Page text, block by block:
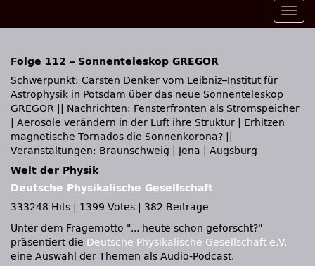
Folge 112 – Sonnenteleskop GREGOR
Schwerpunkt: Carsten Denker vom Leibniz–Institut für
Astrophysik in Potsdam über das neue Sonnenteleskop
GREGOR || Nachrichten: Fensterfronten als Stromspeicher
| Aerosole verändern in der Luft ihre Struktur | Erhitzen
magnetische Tornados die Sonnenkorona? ||
Veranstaltungen: Braunschweig | Jena | Augsburg
Welt der Physik
Deutsche Physikalische Gesellschaft
333248 Hits
1399 Votes
382 Beiträge
Unter dem Fragemotto
... heute schon geforscht?
präsentiert die Deutsche Physikalische Gesellschaft e.V.
eine Auswahl der Themen als Audio-Podcast.